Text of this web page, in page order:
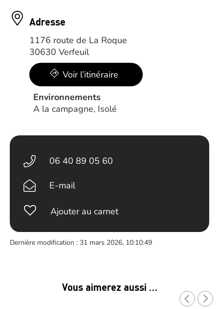
Adresse
1176 route de La Roque
30630 Verfeuil
Voir l’itinéraire
Environnements
A la campagne, Isolé
06 40 89 05 60
E-mail
Ajouter au carnet
Dernière modification : 31 mars 2026, 10:10:49
Vous aimerez aussi …